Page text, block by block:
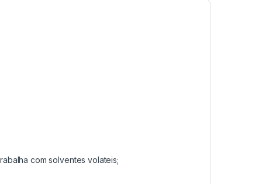
com solventes volateis;